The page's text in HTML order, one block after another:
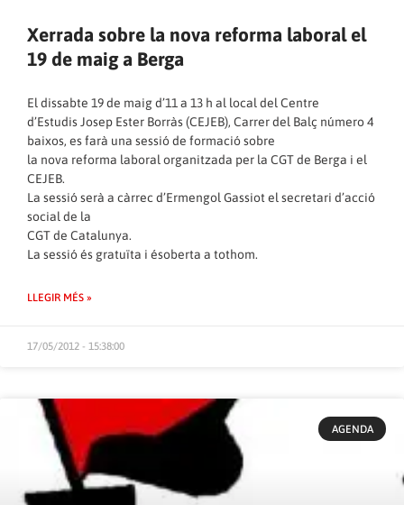
Xerrada sobre la nova reforma laboral el
19 de maig a Berga
El dissabte 19 de maig d’11 a 13 h al local del Centre
d’Estudis Josep Ester Borràs (CEJEB), Carrer del Balç número 4
baixos, es farà una sessió de formació sobre
la nova reforma laboral organitzada per la CGT de Berga i el
CEJEB.
La sessió serà a càrrec d’Ermengol Gassiot el secretari d’acció
social de la
CGT de Catalunya.
La sessió és gratuïta i ésoberta a tothom.
LLEGIR MÉS »
17/05/2012 - 15:38:00
AGENDA